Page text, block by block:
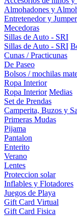
Almohadones y
Entretenedor y Jumper
Mecedoras
Sillas de Auto - SRI
Sillas de Auto - SRI
Cunas / Practicunas
De Paseo
Bolsos / mochilas
Ropa Interior
Ropa Interior Medias
Set de Prendas
Camperita, Buzos y
Primeras Mudas
Pijama
Pantalon
Enterito
Verano
Lentes
Proteccion solar
Inflables y Flotadores
Juegos de Playa
Gift Card Virtual
Gift Card Fisica